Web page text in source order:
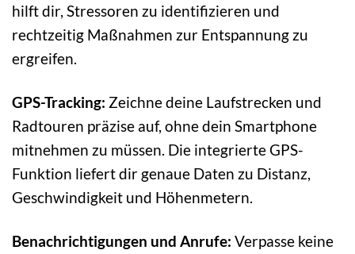
hilft dir, Stressoren zu identifizieren und
rechtzeitig Maßnahmen zur Entspannung zu
ergreifen.
GPS-Tracking: Zeichne deine Laufstrecken und
Radtouren präzise auf, ohne dein Smartphone
mitnehmen zu müssen. Die integrierte GPS-
Funktion liefert dir genaue Daten zu Distanz,
Geschwindigkeit und Höhenmetern.
Benachrichtigungen und Anrufe: Verpasse keine